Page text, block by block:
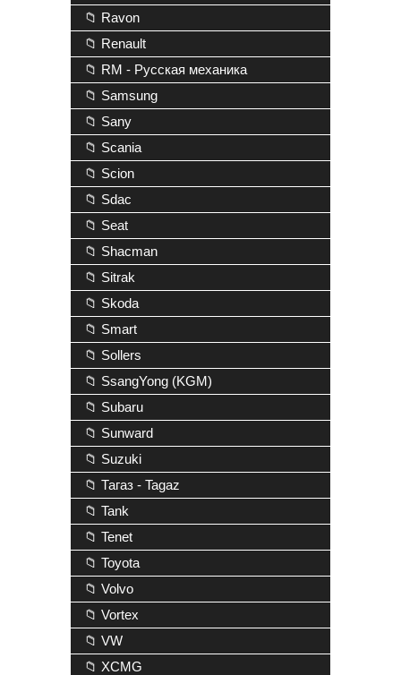
📁 Ravon
📁 Renault
📁 RM - Русская механика
📁 Samsung
📁 Sany
📁 Scania
📁 Scion
📁 Sdac
📁 Seat
📁 Shacman
📁 Sitrak
📁 Skoda
📁 Smart
📁 Sollers
📁 SsangYong (KGM)
📁 Subaru
📁 Sunward
📁 Suzuki
📁 Тагаз - Tagaz
📁 Tank
📁 Tenet
📁 Toyota
📁 Volvo
📁 Vortex
📁 VW
📁 XCMG